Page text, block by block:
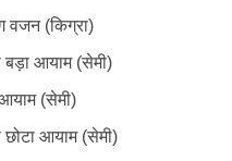
वजन (किग्रा)
आयाम (सेमी)
(सेमी)
आयाम (सेमी)